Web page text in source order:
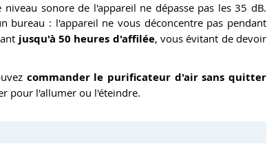
sonore de l'appareil ne dépasse pas les 35 dB.
bureau : l'appareil ne vous déconcentre pas pendant
jusqu'à 50 heures d'affilée, vous évitant de devoir
commander le purificateur d'air sans quitter
pour l'allumer ou l'éteindre.